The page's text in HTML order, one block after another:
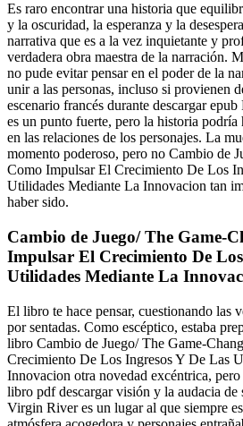
Es raro encontrar una historia que
y la oscuridad, la esperanza y la
narrativa que es a la vez inquietante y
verdadera obra maestra de la narración.
no pude evitar pensar en el poder de la
unir a las personas, incluso si provienen
escenario francés durante descargar
es un punto fuerte, pero la historia podría
en las relaciones de los personajes. La
momento poderoso, pero no Cambio de
Como Impulsar El Crecimiento De Los
Utilidades Mediante La Innovacion tan
haber sido.
Cambio de Juego/ The Game-
Impulsar El Crecimiento De
Utilidades Mediante La
El libro te hace pensar, cuestionando las
por sentadas. Como escéptico, estaba
libro Cambio de Juego/ The Game-
Crecimiento De Los Ingresos Y De Las
Innovacion otra novedad excéntrica,
libro pdf descargar visión y la audacia de
Virgin River es un lugar al que siempre